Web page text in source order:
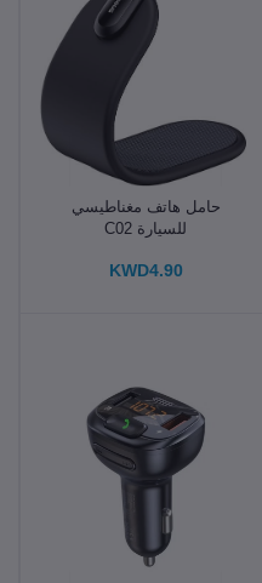
حامل هاتف مغناطيسي
للسيارة C02
KWD4.90